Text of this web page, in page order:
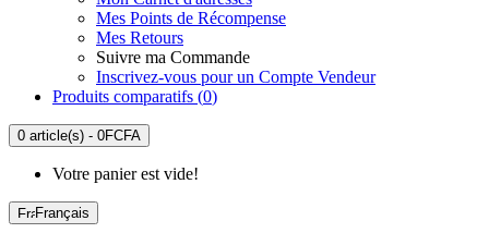
Mes Points de Récompense
Mes Retours
Suivre ma Commande
Inscrivez-vous pour un Compte Vendeur
Produits comparatifs (0)
0 article(s) - 0FCFA
Votre panier est vide!
Français